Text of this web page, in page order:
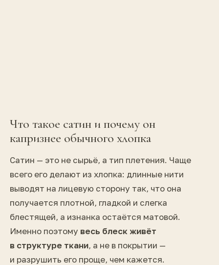
Что такое сатин и почему он
капризнее обычного хлопка
Сатин — это не сырьё, а тип плетения. Чаще
всего его делают из хлопка: длинные нити
выводят на лицевую сторону так, что она
получается плотной, гладкой и слегка
блестящей, а изнанка остаётся матовой.
Именно поэтому весь блеск живёт
в структуре ткани, а не в покрытии —
и разрушить его проще, чем кажется.